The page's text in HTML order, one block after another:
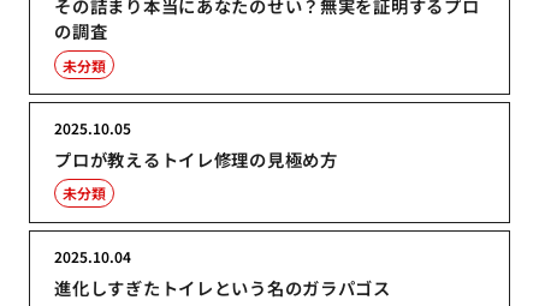
その詰まり本当にあなたのせい？無実を証明するプロ
の調査
未分類
プロが教えるトイレ修理の見極め方
2025.10.05
未分類
進化しすぎたトイレという名のガラパゴス
2025.10.04